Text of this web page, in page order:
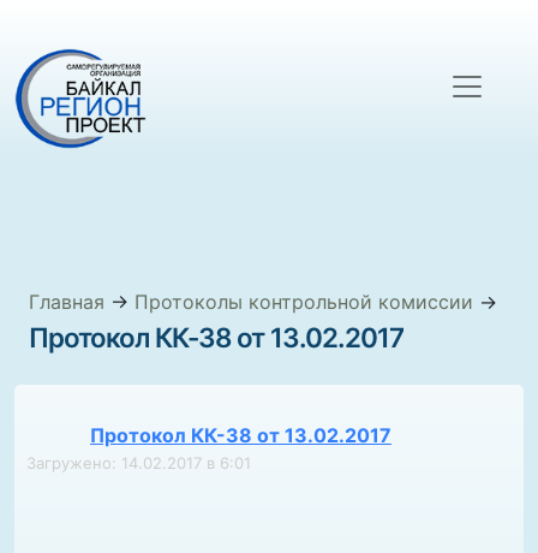
Главная → Протоколы контрольной комиссии →
Протокол КК-38 от 13.02.2017
Протокол КК-38 от 13.02.2017
Загружено: 14.02.2017 в 6:01